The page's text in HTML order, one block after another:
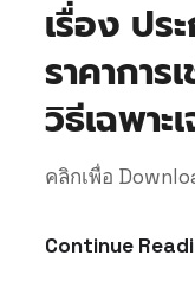
เรื่อง ปร
ราคาการ
วิธีเฉพาะ
คลิกเพื่อ
Continue